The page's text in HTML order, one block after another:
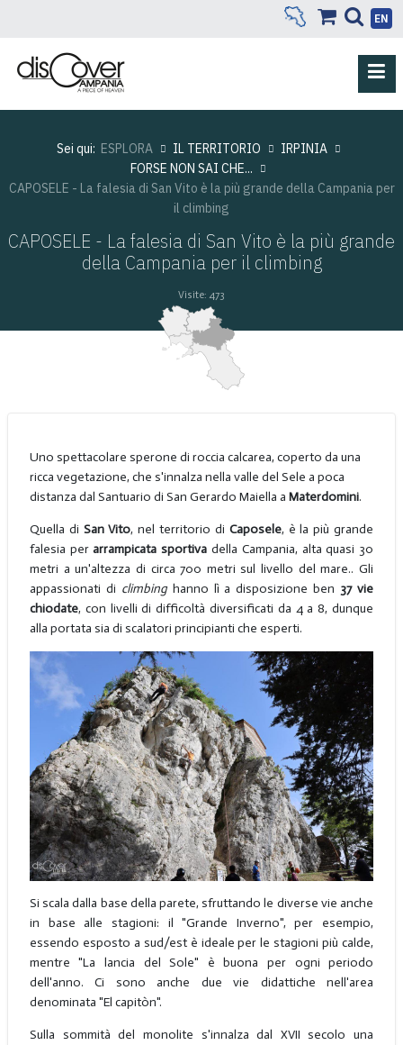
EN
Sei qui: ESPLORA IL TERRITORIO
IRPINIA
FORSE NON SAI CHE...
CAPOSELE - La falesia di San Vito è la più grande della Campania per
il climbing
CAPOSELE - La falesia di San Vito è la più grande
della Campania per il climbing
Visite: 473
Uno spettacolare sperone di roccia calcarea, coperto da una
ricca vegetazione, che s'innalza nella valle del Sele a poca
distanza dal Santuario di San Gerardo Maiella a Materdomini.
Quella di San Vito, nel territorio di Caposele, è la più grande
falesia perarrampicata sportiva della Campania, alta quasi 30
metri a un'altezza di circa 700 metri sul livello del mare.. Gli
appassionati di climbinghanno lì a disposizione ben 37 vie
chiodate, con livelli di difficoltà diversificati da 4 a 8, dunque
alla portata sia di scalatori principianti che esperti.
Si scala dalla base della parete, sfruttando le diverse vie anche
in base alle stagioni: il "Grande Inverno", per esempio,
essendo esposto a sud/est è ideale per le stagioni più calde,
mentre "La lancia del Sole" è buona per ogni periodo
dell'anno. Ci sono anche due vie didattiche nell'area
denominata "El capitòn".
Sulla sommità del monolite s'innalza dal XVII secolo una